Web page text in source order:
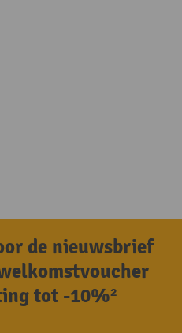
de nieuwsbrief
tot -10%²